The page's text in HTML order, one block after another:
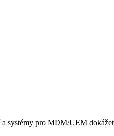
pro MDM/UEM